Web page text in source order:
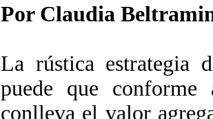
Por Claudia
La rústica estrategia
puede que
conlleva el valor